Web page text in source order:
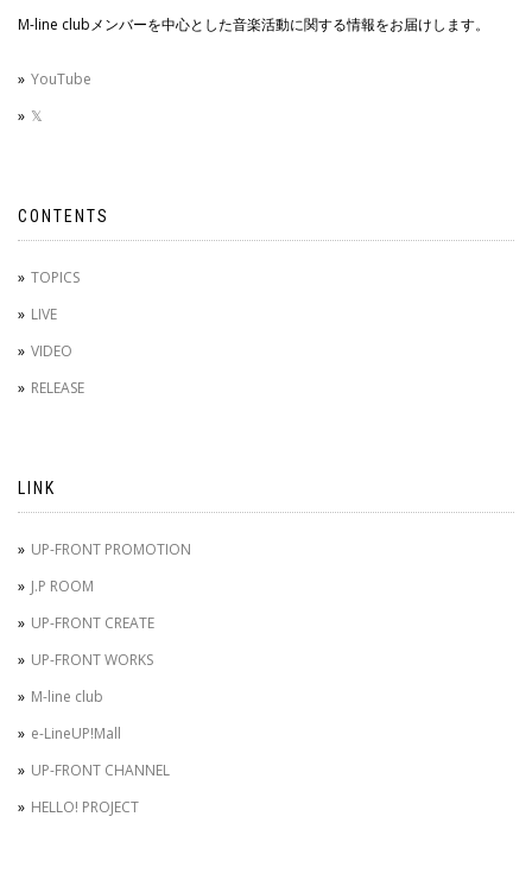
M-line clubメンバーを中心とした音楽活動に関する情報をお届けします。
YouTube
𝕏
CONTENTS
TOPICS
LIVE
VIDEO
RELEASE
LINK
UP-FRONT PROMOTION
J.P ROOM
UP-FRONT CREATE
UP-FRONT WORKS
M-line club
e-LineUP!Mall
UP-FRONT CHANNEL
HELLO! PROJECT